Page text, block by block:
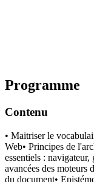
Programme
Contenu
• Maitriser le
Web• Principes de
essentiels :
avancées des moteurs
du document•